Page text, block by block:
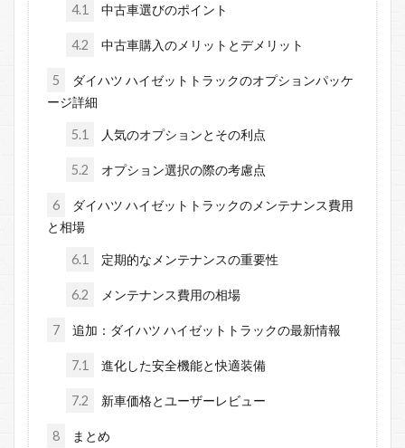
4.1 中古車選びのポイント
4.2 中古車購入のメリットとデメリット
5
ダイハツ ハイゼットトラックのオプションパッケ
ージ詳細
5.1 人気のオプションとその利点
5.2 オプション選択の際の考慮点
6
ダイハツ ハイゼットトラックのメンテナンス費用
と相場
6.1 定期的なメンテナンスの重要性
6.2 メンテナンス費用の相場
7 追加：ダイハツ ハイゼットトラックの最新情報
7.1 進化した安全機能と快適装備
7.2 新車価格とユーザーレビュー
8 まとめ